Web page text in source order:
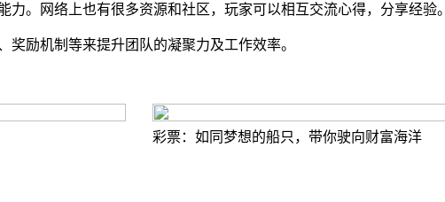
。网络上也有很多资源和社区，玩家可以相互交流心得，分享经验。
励机制等来提升团队的凝聚力及工作效率。
彩票：如同梦想的船只，带你驶向财富海洋